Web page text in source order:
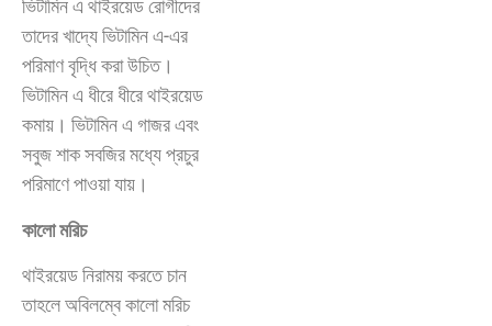
ভিটামিন এ থাইরয়েড রোগীদের
তাদের খাদ্যে ভিটামিন এ-এর
পরিমাণ বৃদ্ধি করা উচিত।
ভিটামিন এ ধীরে ধীরে থাইরয়েড
কমায়। ভিটামিন এ গাজর এবং
সবুজ শাক সবজির মধ্যে প্রচুর
পরিমাণে পাওয়া যায়।
কালো মরিচ
থাইরয়েড নিরাময় করতে চান
তাহলে অবিলম্বে কালো মরিচ